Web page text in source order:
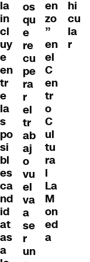
la
in
cl
uy
e
en
tr
e
la
s
po
si
bl
es
ca
nd
id
at
as
a
os
qu
e
re
cu
pe
ra
r
el
tr
ab
aj
o
vu
el
va
a
se
r
un
en
zo
”
en
el
C
en
tr
o
C
ul
tu
ra
l
La
M
on
ed
a
hi
cu
la
r